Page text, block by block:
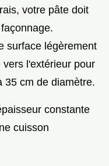
votre pâte doit
surface légèrement
l'extérieur pour
35 cm de diamètre.
constante
cuisson